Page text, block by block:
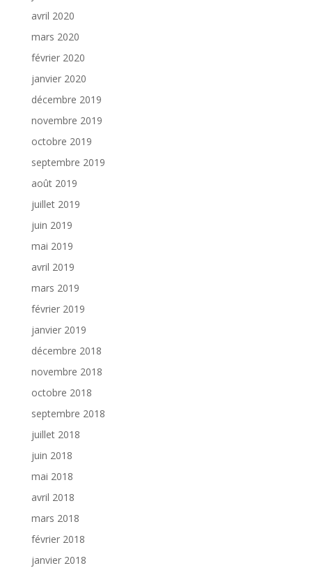
avril 2020
mars 2020
février 2020
janvier 2020
décembre 2019
novembre 2019
octobre 2019
septembre 2019
août 2019
juillet 2019
juin 2019
mai 2019
avril 2019
mars 2019
février 2019
janvier 2019
décembre 2018
novembre 2018
octobre 2018
septembre 2018
juillet 2018
juin 2018
mai 2018
avril 2018
mars 2018
février 2018
janvier 2018